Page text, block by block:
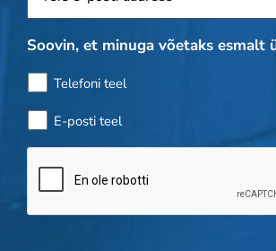
Soovin, et minuga võetaks esmalt
Telefoni teel
E-posti teel